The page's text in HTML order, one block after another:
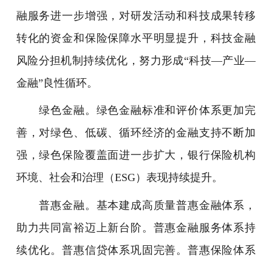
融服务进一步增强，对研发活动和科技成果转移
转化的资金和保险保障水平明显提升，科技金融
风险分担机制持续优化，努力形成“科技—产业—
金融”良性循环。
绿色金融。绿色金融标准和评价体系更加完
善，对绿色、低碳、循环经济的金融支持不断加
强，绿色保险覆盖面进一步扩大，银行保险机构
环境、社会和治理（ESG）表现持续提升。
普惠金融。基本建成高质量普惠金融体系，
助力共同富裕迈上新台阶。普惠金融服务体系持
续优化。普惠信贷体系巩固完善。普惠保险体系